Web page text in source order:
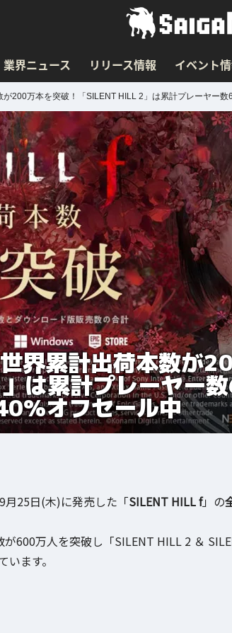
業界ニュース リリース情報 イベント
が200万本を突破！「SILENT HILL 2」は累計プレーヤー
界累計出荷本数が
は累計プレーヤー
オフセール中
月25日(木)に発売した「SILENT HILL f」の
600万人を突破し「SILENT HILL 2 ＆
ます。